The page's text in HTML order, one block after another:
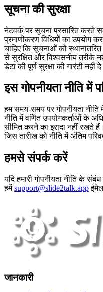
सूचना की सुरक्षा
नेटवर्क पर सूचना प्रसारित करते
प्रमाणीकरण विधियों का उपयोग
चाहिए कि सूचनाओं को
से सुरक्षित और विश्वसनीय तरीके
डेटा की पूर्ण सुरक्षा की गारंटी नहीं
इस गोपनीयता नीति में
हम समय-समय पर गोपनीयता
नीति में वर्णित उपयोगकर्ताओं के
सीमित करने का इरादा नहीं रखते
जिस तारीख को नीति में अंतिम
हमसे संपर्क करें
यदि हमारी गोपनीयता नीति के
हमेंsupport@slide2talk.app
जानकारी